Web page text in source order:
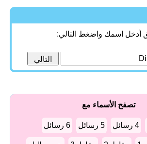
أدخل اسمك واضغط التالي:
تصفح الأسماء مع
4 رسائل 5 رسائل 6 رسائل